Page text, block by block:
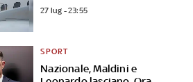
27 lug - 23:55
Nazionale, Maldini e
SPORT